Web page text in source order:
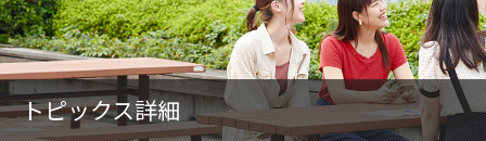
トピックス詳細